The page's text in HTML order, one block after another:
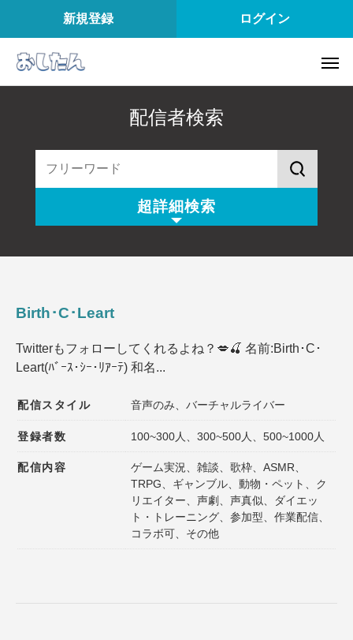
新規登録 ログイン
配信者検索
超詳細検索
配信内容
登録者数
性別 年齢
趣味
髪型
ファッション
ゲームジャンル
Birth･C･Leart
Twitterもフォローしてくれるよね？💋🍒 名前:Birth･C･
Leart(ﾊﾞｰｽ･ｼｰ･ﾘｱｰﾃ) 和名...
配信スタイル 音声のみ、バーチャルライバー
登録者数 100~300人、300~500人、500~1000人
配信内容
ゲーム実況、雑談、歌枠、ASMR、
TRPG、ギャンブル、動物・ペット、ク
リエイター、声劇、声真似、ダイエッ
ト・トレーニング、参加型、作業配信、
コラボ可、その他